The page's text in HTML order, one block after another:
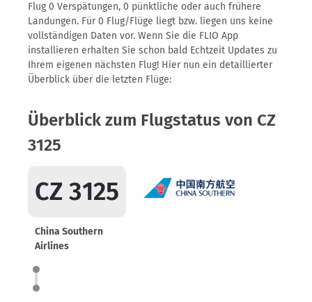
Flug 0 Verspätungen, 0 pünktliche oder auch frühere
Landungen. Für 0 Flug/Flüge liegt bzw. liegen uns keine
vollständigen Daten vor. Wenn Sie die FLIO App
installieren erhalten Sie schon bald Echtzeit Updates zu
Ihrem eigenen nächsten Flug! Hier nun ein detaillierter
Überblick über die letzten Flüge:
Überblick zum Flugstatus von CZ
3125
CZ 3125
China Southern
Airlines